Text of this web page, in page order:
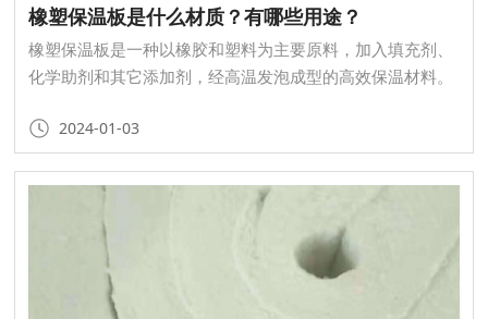
橡塑保温板是什么材质？有哪些用途？
2024-01-03
橡塑保温板是一种以橡胶和塑料为主要原料，加入填充剂、
化学助剂和其它添加剂，经高温发泡成型的高效保温材料。
噪等特性，广泛应用于建筑、家用热水加热、化工、空调、
车辆、船舶等领域。